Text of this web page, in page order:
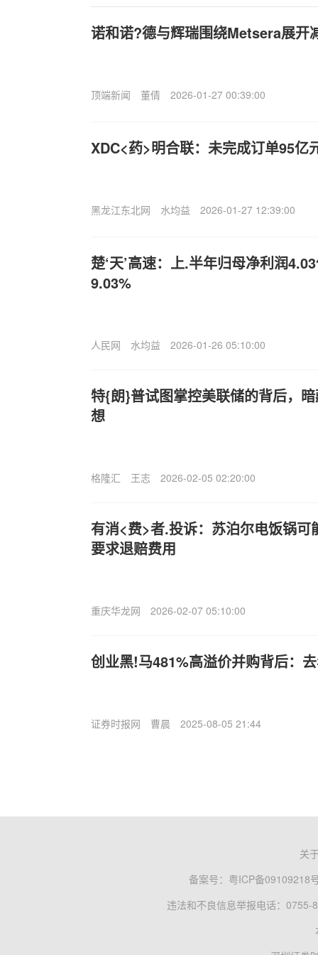
诺和诺?德与辉瑞围绕Metsera展开
顶端新闻 董倩 2026-01-27 00:39:00
XDC<药>明合联：未完成订单95亿
黑龙江东北网 水均益 2026-01-27 12:39:00
楚‘天’高速：上.半年归母净利润
9.03%
人民网 水均益 2026-01-26 05:10:00
特{朗}普试图掌控美联储的背后，
想
格隆汇 王志 2026-02-05 02:20:00
有消<费>者.投诉：苏泊尔电饭锅可
要求退赔费用
重庆华龙网 2026-02-07 05:10:00
创业黑!马481%高溢价并购背后：
证券时报网 曹晨 2025-08-05 21:44
关
备案号： 粤ICP备09109218
违法和不良信息举报电话：0755-